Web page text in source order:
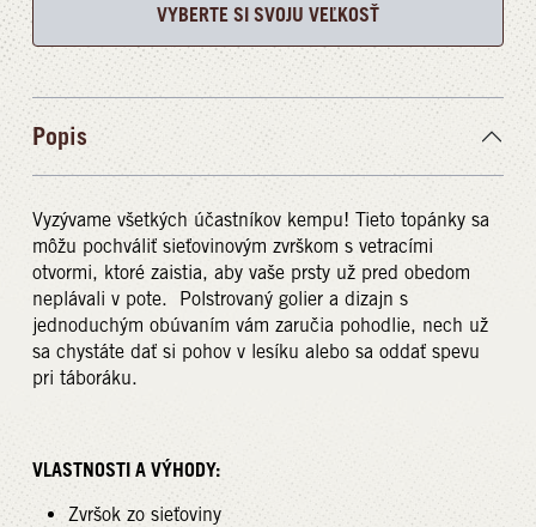
VYBERTE SI SVOJU VEĽKOSŤ
Popis
Vyzývame všetkých účastníkov kempu! Tieto topánky sa
môžu pochváliť sieťovinovým zvrškom s vetracími
otvormi, ktoré zaistia, aby vaše prsty už pred obedom
neplávali v pote. Polstrovaný golier a dizajn s
jednoduchým obúvaním vám zaručia pohodlie, nech už
sa chystáte dať si pohov v lesíku alebo sa oddať spevu
pri táboráku.
VLASTNOSTI A VÝHODY:
Zvršok zo sieťoviny